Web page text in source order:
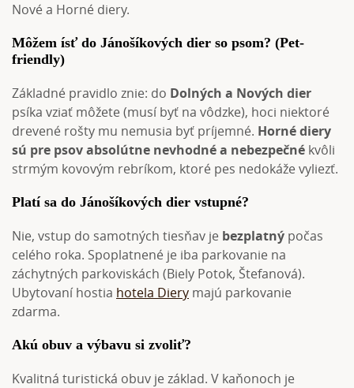
Nové a Horné diery.
Môžem ísť do Jánošíkových dier so psom? (Pet-
friendly)
Základné pravidlo znie: do Dolných a Nových dier
psíka vziať môžete (musí byť na vôdzke), hoci niektoré
drevené rošty mu nemusia byť príjemné. Horné diery
sú pre psov absolútne nevhodné a nebezpečné kvôli
strmým kovovým rebríkom, ktoré pes nedokáže vyliezť.
Platí sa do Jánošíkových dier vstupné?
Nie, vstup do samotných tiesňav je bezplatný počas
celého roka. Spoplatnené je iba parkovanie na
záchytných parkoviskách (Biely Potok, Štefanová).
Ubytovaní hostia hotela Diery majú parkovanie
zdarma.
Akú obuv a výbavu si zvoliť?
Kvalitná turistická obuv je základ. V kaňonoch je